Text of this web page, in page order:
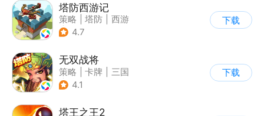
塔防西游记
策略 塔防
西游
| 萌系
4.7
下载
无双战将
策略 卡牌
三国
| 中国风
4.1
下载
塔王之王2